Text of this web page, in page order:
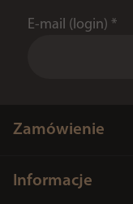
E-mail (login) *
Zamówienie
Informacje